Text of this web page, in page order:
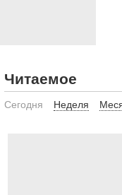
Читаемое
Сегодня Неделя